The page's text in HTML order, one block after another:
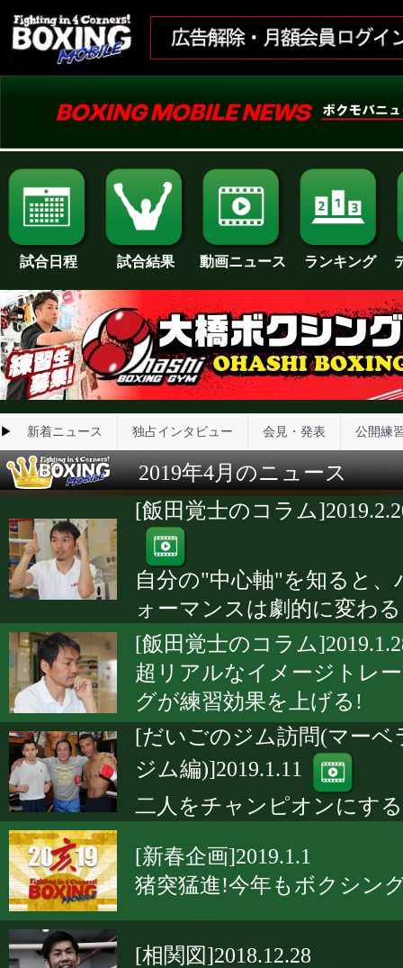
試合日程 試合結果 動画ニュース ランキング
▶ 新着ニュース 独占インタビュー 会見・発表 公開練
2019年4月のニュース
[飯田覚士のコラム
自分の"中心軸"を知ると、
ォーマンスは劇的に変わ
[飯田覚士のコラム
超リアルなイメージトレ
グが練習効果を上げる!
[だいごのジム訪問(マーベ
ジム編)]2019.1.11
二人をチャンピオンにす
[新春企画]2019.1.1
猪突猛進!今年もボクシン
[相関図]2018.12.28